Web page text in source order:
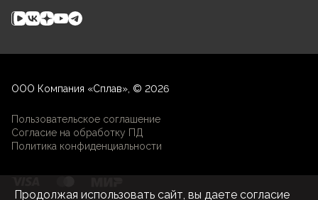
ООО Компания «Сплав», © 2026
Пользовательское соглашение
Согласие на обработку ПД
Политика конфиденциальности
Продолжая использовать сайт, вы даете согласие